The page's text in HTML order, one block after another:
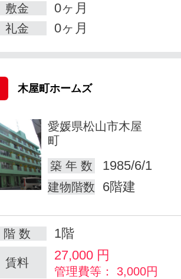
敷金 0ヶ月
礼金 0ヶ月
木屋町ホームズ
愛媛県松山市木屋
町
築 年 数
1985/6/1
建物階数 6階建
階 数 1階
賃料 27,000 円
管理費等： 3,000円